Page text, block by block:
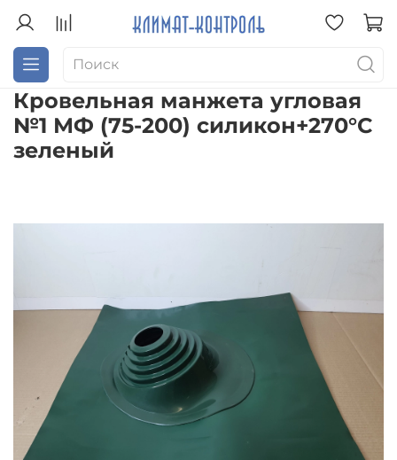
Кровельная манжета угловая
№1 МФ (75-200) силикон+270°C
зеленый